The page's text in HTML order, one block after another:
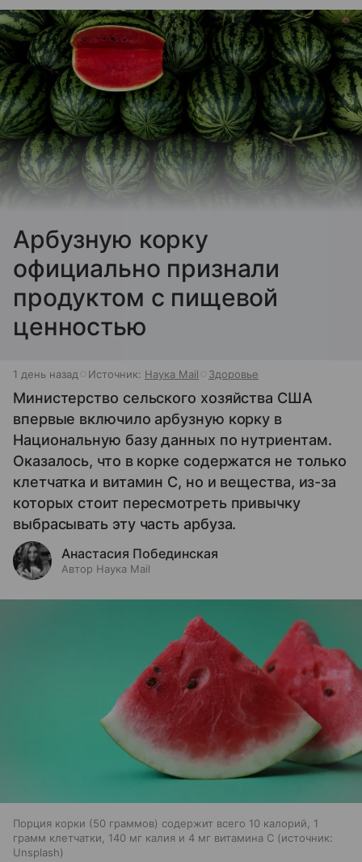
Арбузную корку
официально признали
продуктом с пищевой
ценностью
1 день назад Источник: Наука Mail Здоровье
Министерство сельского хозяйства США
впервые включило арбузную корку в
Национальную базу данных по нутриентам.
Оказалось, что в корке содержатся не только
клетчатка и витамин С, но и вещества, из-за
которых стоит пересмотреть привычку
выбрасывать эту часть арбуза.
Анастасия Побединская
Автор Наука Mail
Порция корки (50 граммов) содержит всего 10 калорий, 1
грамм клетчатки, 140 мг калия и 4 мг витамина С
источник:
Unsplash